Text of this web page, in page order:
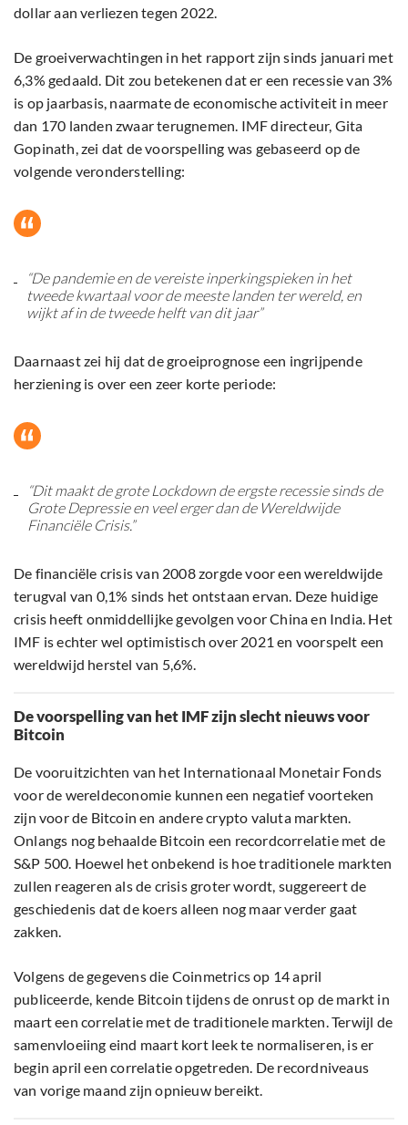
dollar aan verliezen tegen 2022.
De groeiverwachtingen in het rapport zijn sinds januari met
6,3% gedaald. Dit zou betekenen dat er een recessie van 3%
is op jaarbasis, naarmate de economische activiteit in meer
dan 170 landen zwaar terugnemen. IMF directeur, Gita
Gopinath, zei dat de voorspelling was gebaseerd op de
volgende veronderstelling:
“De pandemie en de vereiste inperkingspieken in het
tweede kwartaal voor de meeste landen ter wereld, en
wijkt af in de tweede helft van dit jaar”
Daarnaast zei hij dat de groeiprognose een ingrijpende
herziening is over een zeer korte periode:
“Dit maakt de grote Lockdown de ergste recessie sinds de
Grote Depressie en veel erger dan de Wereldwijde
Financiële Crisis.”
De financiële crisis van 2008 zorgde voor een wereldwijde
terugval van 0,1% sinds het ontstaan ervan. Deze huidige
crisis heeft onmiddellijke gevolgen voor China en India. Het
IMF is echter wel optimistisch over 2021 en voorspelt een
wereldwijd herstel van 5,6%.
De voorspelling van het IMF zijn slecht nieuws voor
Bitcoin
De vooruitzichten van het Internationaal Monetair Fonds
voor de wereldeconomie kunnen een negatief voorteken
zijn voor de Bitcoin en andere crypto valuta markten.
Onlangs nog behaalde Bitcoin een recordcorrelatie met de
S&P 500. Hoewel het onbekend is hoe traditionele markten
zullen reageren als de crisis groter wordt, suggereert de
geschiedenis dat de koers alleen nog maar verder gaat
zakken.
Volgens de gegevens die Coinmetrics op 14 april
publiceerde, kende Bitcoin tijdens de onrust op de markt in
maart een correlatie met de traditionele markten. Terwijl de
samenvloeiing eind maart kort leek te normaliseren, is er
begin april een correlatie opgetreden. De recordniveaus
van vorige maand zijn opnieuw bereikt.